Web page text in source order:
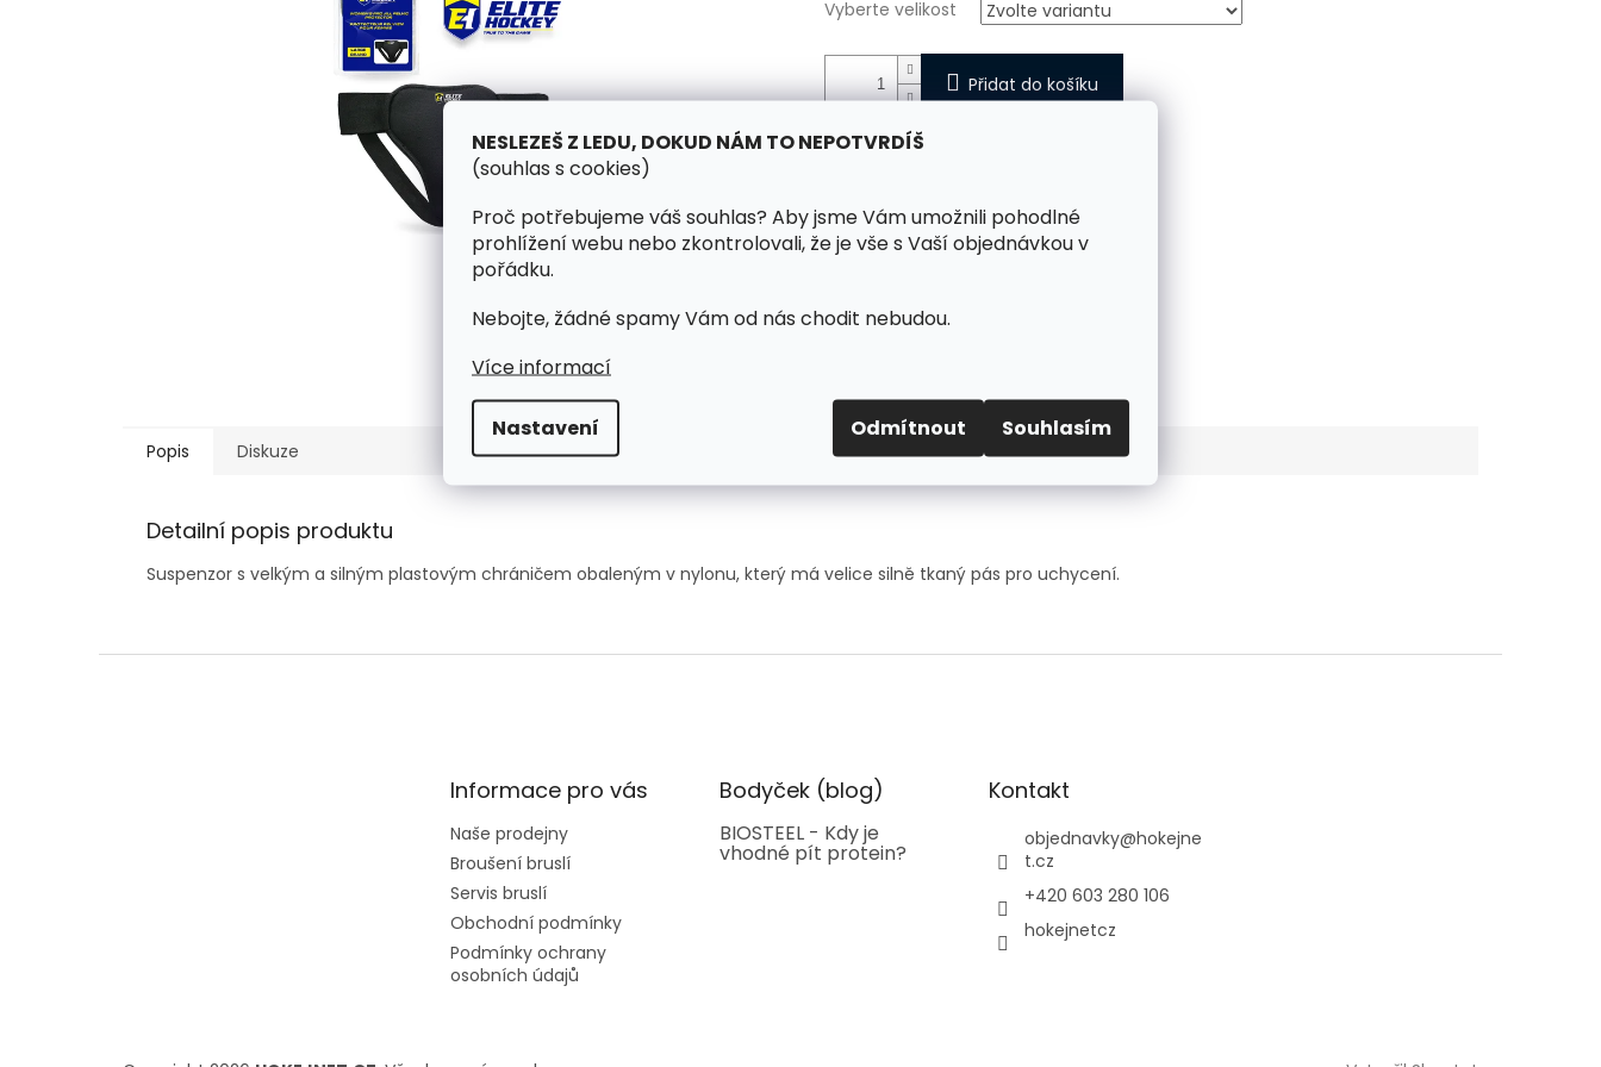
NESLEZEŠ Z LEDU, DOKUD NÁM TO NEPOTVRDÍŠ
(souhlas s cookies)
Proč potřebujeme váš souhlas? Aby jsme Vám umožnili pohodlné
prohlížení webu nebo zkontrolovali, že je vše s Vaší objednávkou v
pořádku.
Nebojte, žádné spamy Vám od nás chodit nebudou.
Více informací
Nastavení Odmítnout Souhlasím
Vyberte velikost
Přidat do košíku
Dámský suspenzor ELITE
Popis Diskuze
Detailní popis produktu
Suspenzor s velkým a silným plastovým chráničem obaleným v nylonu, který má velice silně tkaný pás pro uchycení.
Informace pro vás
Naše prodejny
Broušení bruslí
Servis bruslí
Obchodní podmínky
Podmínky ochrany
osobních údajů
Bodyček (blog)
BIOSTEEL - Kdy je
vhodné pít protein?
Kontakt
objednavky@hokejne
t.cz
+420 603 280 106
hokejnetcz